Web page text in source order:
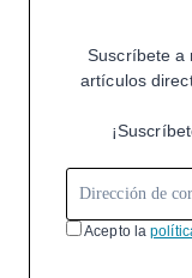
Suscríbete a
artículos
Acepto la